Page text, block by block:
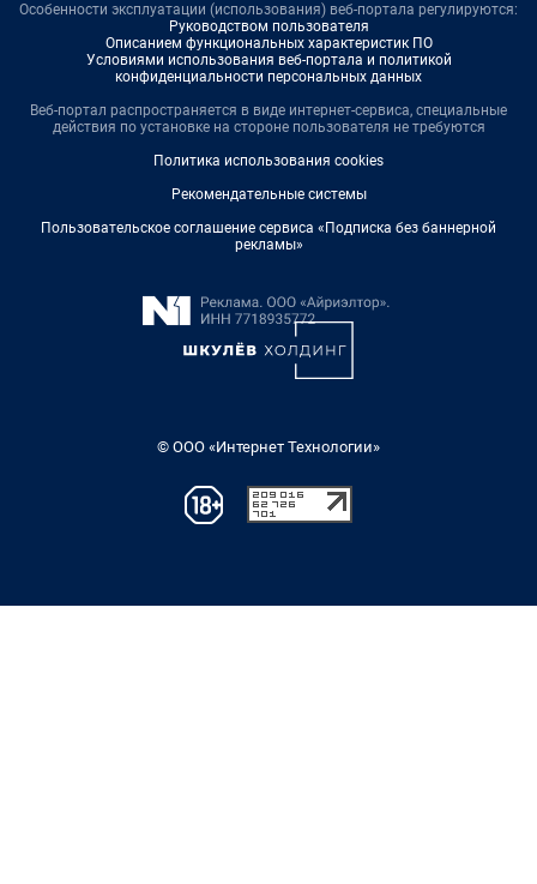
Особенности эксплуатации (использования) веб-портала регулируются:
Руководством пользователя
Описанием функциональных характеристик ПО
Условиями использования веб-портала и политикой
конфиденциальности персональных данных
Веб-портал распространяется в виде интернет-сервиса, специальные
действия по установке на стороне пользователя не требуются
Политика использования cookies
Рекомендательные системы
Пользовательское соглашение сервиса «Подписка без баннерной
рекламы»
© ООО «Интернет Технологии»